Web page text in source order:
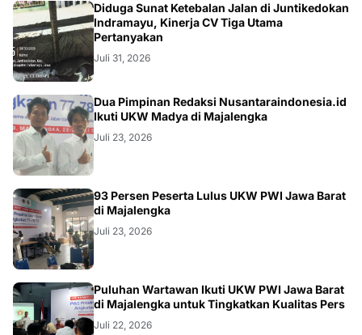
KRIMINAL
Diduga Sunat Ketebalan Jalan di Juntikedokan
Indramayu, Kinerja CV Tiga Utama
Pertanyakan
Juli 31, 2026
Dua Pimpinan Redaksi Nusantaraindonesia.id
Ikuti UKW Madya di Majalengka
Juli 23, 2026
93 Persen Peserta Lulus UKW PWI Jawa Barat
di Majalengka
Juli 23, 2026
Puluhan Wartawan Ikuti UKW PWI Jawa Barat
di Majalengka untuk Tingkatkan Kualitas Pers
Juli 22, 2026